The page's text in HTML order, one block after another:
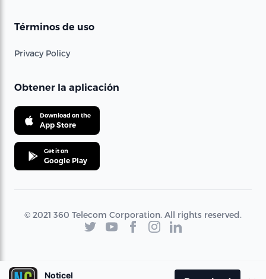
Términos de uso
Privacy Policy
Obtener la aplicación
Download on the
App Store
Get it on
Google Play
© 2021 360 Telecom Corporation. All rights reserved.
Noticel